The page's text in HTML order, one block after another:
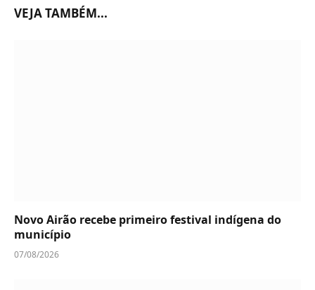
VEJA TAMBÉM...
Novo Airão recebe primeiro festival indígena do
município
07/08/2026